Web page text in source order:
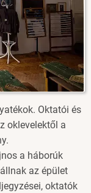
Oktatói és
oklevelektől a
a háborúk
az épület
oktatók